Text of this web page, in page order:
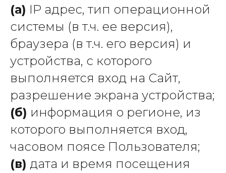
(а) IP адрес, тип операционной
системы (в т.ч. ее версия),
браузера (в т.ч. его версия) и
устройства, с которого
выполняется вход на Сайт,
разрешение экрана устройства;
(б) информация о регионе, из
которого выполняется вход,
часовом поясе Пользователя;
(в) дата и время посещения